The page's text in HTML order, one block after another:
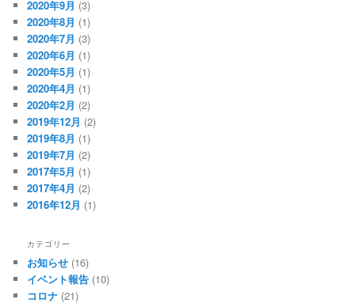
2020年9月 (3)
2020年8月 (1)
2020年7月 (3)
2020年6月 (1)
2020年5月 (1)
2020年4月 (1)
2020年2月 (2)
2019年12月 (2)
2019年8月 (1)
2019年7月 (2)
2017年5月 (1)
2017年4月 (2)
2016年12月 (1)
カテゴリー
お知らせ (16)
イベント報告 (10)
コロナ (21)